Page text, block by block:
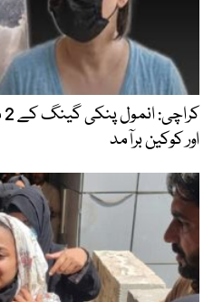
اور کوکین برآمد